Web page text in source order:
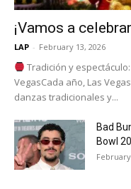
¡Vamos a
LAP - February 13, 2026
Tradición y
VegasCada año, Las
danzas tradicionales y...
Bad
Bowl